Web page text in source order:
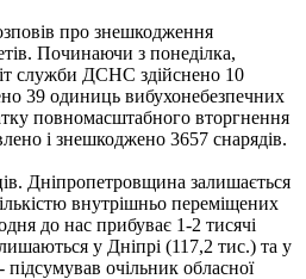
про знешкодження
Починаючи з понеділка,
служби ДСНС здійснено 10
39 одиниць вибухонебезпечних
повномасштабного вторгнення
і знешкоджено 3657 снарядів.
Дніпропетровщина залишається
внутрішньо переміщених
до нас прибуває 1-2 тисячі
у Дніпрі (117,2 тис.) та у
очільник обласної